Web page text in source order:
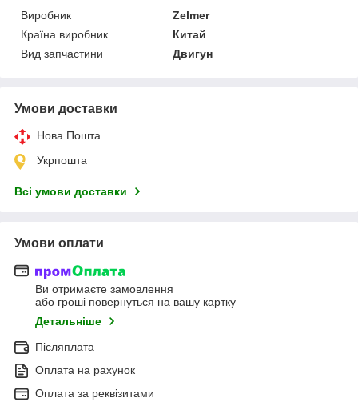
Виробник
Zelmer
Країна виробник
Китай
Вид запчастини
Двигун
Умови доставки
Нова Пошта
Укрпошта
Всі умови доставки
Умови оплати
Ви отримаєте замовлення
або гроші повернуться на вашу картку
Детальніше
Післяплата
Оплата на рахунок
Оплата за реквізитами